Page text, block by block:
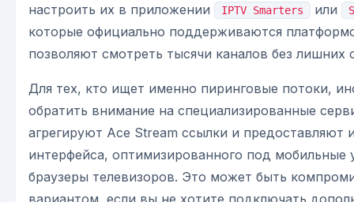
настроить их в приложении
IPTV Smarters или
которые официально поддерживаются
позволяют смотреть тысячи каналов без лишних
Для тех, кто ищет именно пиринговые потоки,
обратить внимание на специализированные
агрегируют Ace Stream ссылки и предоставляют
интерфейса, оптимизированного под мобильные
браузеры телевизоров. Это может быть
вариантом, если вы не хотите подключать